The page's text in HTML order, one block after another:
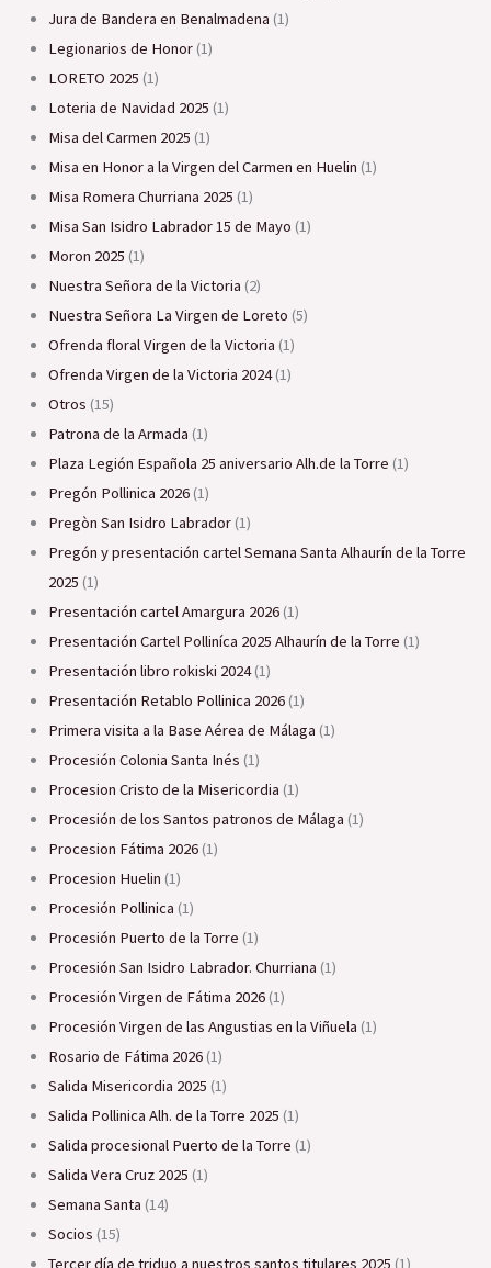
Jura de Bandera en Benalmadena (1)
Legionarios de Honor(1)
LORETO 2025 (1)
Loteria de Navidad 2025 (1)
Misa del Carmen 2025 (1)
Misa en Honor a la Virgen del Carmen en Huelin (1)
Misa Romera Churriana 2025 (1)
Misa San Isidro Labrador 15 de Mayo (1)
Moron 2025 (1)
Nuestra Señora de la Victoria (2)
Nuestra Señora La Virgen de Loreto (5)
Ofrenda floral Virgen de la Victoria (1)
Ofrenda Virgen de la Victoria 2024(1)
Otros (15)
Patrona de la Armada (1)
Plaza Legión Española 25 aniversario Alh.de la Torre (1)
Pregón Pollinica 2026(1)
Pregòn San Isidro Labrador(1)
Pregón y presentación cartel Semana Santa Alhaurín de la Torre
2025 (1)
Presentación cartel Amargura 2026(1)
Presentación Cartel Polliníca 2025 Alhaurín de la Torre (1)
Presentación libro rokiski 2024(1)
Presentación Retablo Pollinica 2026(1)
Primera visita a la Base Aérea de Málaga (1)
Procesión Colonia Santa Inés (1)
Procesion Cristo de la Misericordia (1)
Procesión de los Santos patronos de Málaga (1)
procesion Fátima 2026(1)
Procesion Huelin (1)
Procesión Pollinica (1)
Procesión Puerto de la Torre (1)
Procesión San Isidro Labrador. Churriana (1)
Procesión Virgen de Fátima 2026(1)
Procesión Virgen de las Angustias en la Viñuela (1)
Rosario de Fátima 2026(1)
Salida Misericordia 2025 (1)
Salida Pollinica Alh. de la Torre 2025 (1)
Salida procesional Puerto de la Torre (1)
Salida Vera Cruz 2025 (1)
Semana Santa (14)
Socios (15)
Tercer día de triduo a nuestros santos titulares 2025 (1)